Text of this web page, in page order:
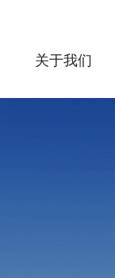
关于我们